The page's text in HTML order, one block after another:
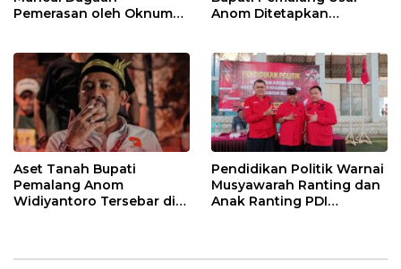
Pemerasan oleh Oknum
Anom Ditetapkan
Aset Tanah Bupati
Pemalang Anom
Widiyantoro Tersebar di
Pendidikan Politik Warnai
Musyawarah Ranting dan
Anak Ranting PDI